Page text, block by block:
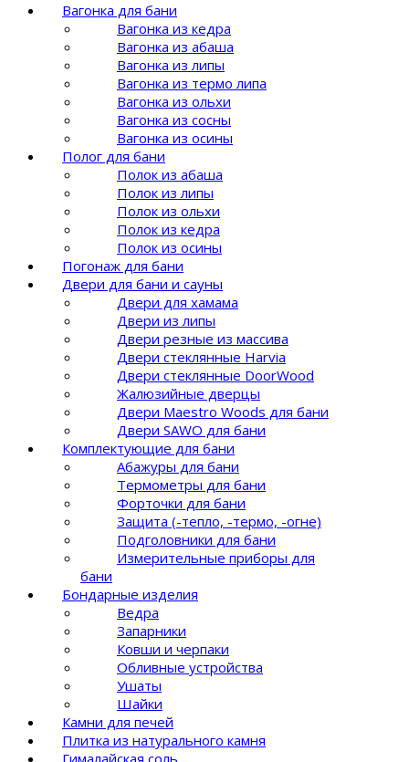
Вагонка для бани
Вагонка из кедра
Вагонка из абаша
Вагонка из липы
Вагонка из термо липа
Вагонка из ольхи
Вагонка из сосны
Вагонка из осины
Полог для бани
Полок из абаша
Полок из липы
Полок из ольхи
Полок из кедра
Полок из осины
Погонаж для бани
Двери для бани и сауны
Двери для хамама
Двери из липы
Двери резные из массива
Двери стеклянные Harvia
Двери стеклянные DoorWood
Жалюзийные дверцы
Двери Maestro Woods для бани
Двери SAWO для бани
Комплектующие для бани
Абажуры для бани
Термометры для бани
Форточки для бани
Защита (-тепло, -термо, -огне)
Подголовники для бани
Измерительные приборы для
бани
Бондарные изделия
Ведра
Запарники
Ковши и черпаки
Обливные устройства
Ушаты
Шайки
Камни для печей
Плитка из натурального камня
Гималайская соль